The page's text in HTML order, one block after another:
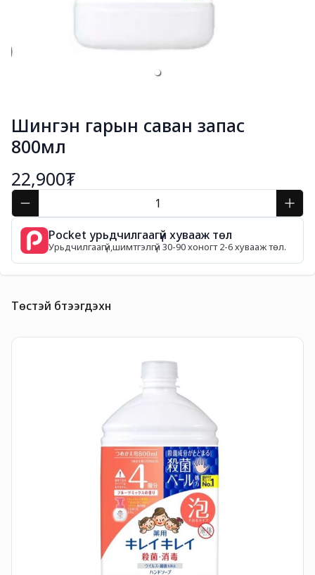
Шингэн гарын саван запас
800мл
22,900₮
Pocket урьдчилгаагүй хувааж төл
Урьдчилгаагүй,шимтгэлгүй 30-90 хоногт 2-6 хувааж төл.
Төстэй бүтээгдэхүүн